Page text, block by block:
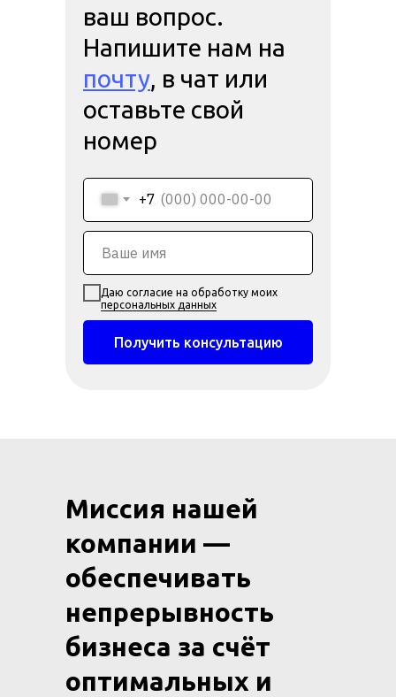
ваш вопрос.
Напишите нам на
почту, в чат или
оставьте свой
номер
+7
Даю согласие на обработку моих
персональных данных
Получить консультацию
Миссия нашей
компании —
обеспечивать
непрерывность
бизнеса за счёт
оптимальных и